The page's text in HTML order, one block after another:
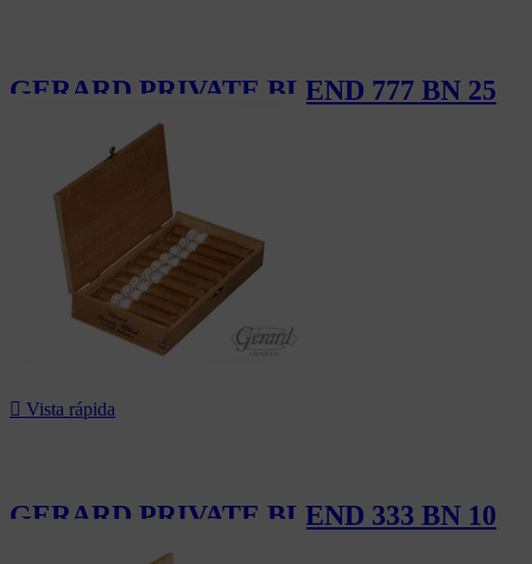
GERARD PRIVATE BLEND 777 BN 25
 Vista rápida
GERARD PRIVATE BLEND 333 BN 10